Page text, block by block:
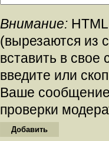
Внимание:
(вырезаются из
вставить в
введите или
Ваше
проверки